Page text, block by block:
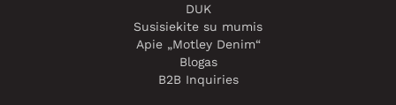
DUK
Susisiekite su mumis
Apie „Motley Denim“
Blogas
B2B Inquiries